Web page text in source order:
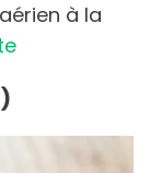
à la